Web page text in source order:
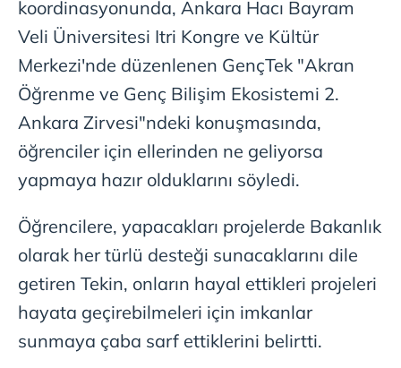
koordinasyonunda, Ankara Hacı Bayram
Veli Üniversitesi Itri Kongre ve Kültür
Merkezi'nde düzenlenen GençTek "Akran
Öğrenme ve Genç Bilişim Ekosistemi 2.
Ankara Zirvesi"ndeki konuşmasında,
öğrenciler için ellerinden ne geliyorsa
yapmaya hazır olduklarını söyledi.
Öğrencilere, yapacakları projelerde Bakanlık
olarak her türlü desteği sunacaklarını dile
getiren Tekin, onların hayal ettikleri projeleri
hayata geçirebilmeleri için imkanlar
sunmaya çaba sarf ettiklerini belirtti.